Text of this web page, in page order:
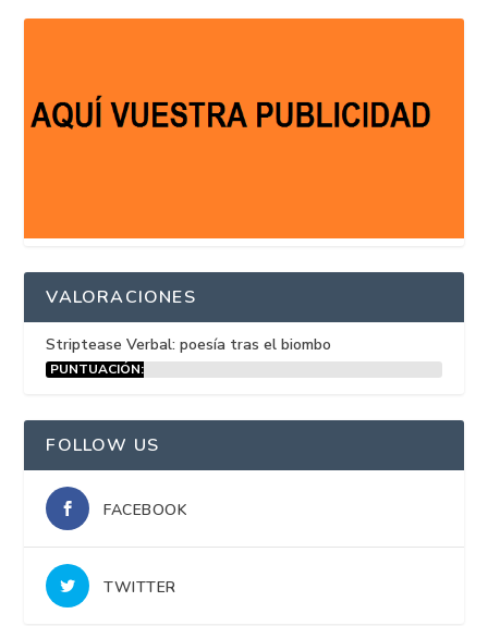
VALORACIONES
Striptease Verbal: poesía tras el biombo
PUNTUACIÓN:
FOLLOW US
FACEBOOK
TWITTER